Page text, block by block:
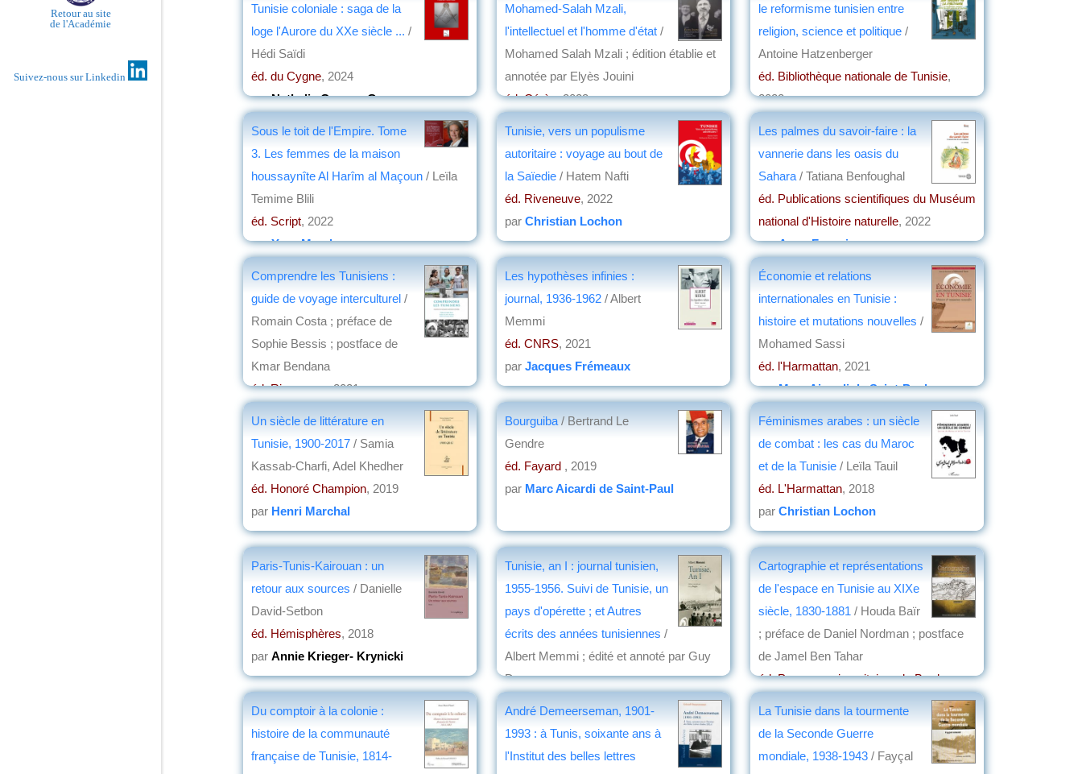
Retour au site
de l'Académie
Suivez-nous sur Linkedin
Tunisie coloniale : saga de la
loge l'Aurore du XXe siècle ... /
Hédi Saïdi
éd. du Cygne, 2024
parNathalie Cassou-Geay
Mohamed-Salah Mzali,
l'intellectuel et l'homme d'état /
Mohamed Salah Mzali ; édition établie et
annotée par Elyès Jouini
éd. Cérès, 2023
le reformisme tunisien entre
religion, science et politique /
Antoine Hatzenberger
éd. Bibliothèque nationale de Tunisie,
2022
Sous le toit de l'Empire. Tome
3. Les femmes de la maison
houssaynîte Al Harîm al Maçoun / Leïla
Temime Blili
éd. Script, 2022
parYves Marek
Tunisie, vers un populisme
autoritaire : voyage au bout de
la Saïedie / Hatem Nafti
éd. Riveneuve, 2022
par Christian Lochon
Les palmes du savoir-faire : la
vannerie dans les oasis du
Sahara / Tatiana Benfoughal
éd. Publications scientifiques du Muséum
national d'Histoire naturelle, 2022
parAnne Fournier
Comprendre les Tunisiens :
guide de voyage interculturel /
Romain Costa ; préface de
Sophie Bessis ; postface de
Kmar Bendana
éd. Riveneuve, 2021
Les hypothèses infinies :
journal, 1936-1962 / Albert
Memmi
éd. CNRS, 2021
par Jacques Frémeaux
Économie et relations
internationales en Tunisie :
histoire et mutations nouvelles /
Mohamed Sassi
éd. l'Harmattan, 2021
parMarc Aicardi de Saint-Paul
Un siècle de littérature en
Tunisie, 1900-2017 / Samia
Kassab-Charfi, Adel Khedher
éd. Honoré Champion, 2019
par Henri Marchal
Bourguiba / Bertrand Le
Gendre
éd. Fayard , 2019
par Marc Aicardi de Saint-Paul
Féminismes arabes : un siècle
de combat : les cas du Maroc
et de la Tunisie / Leïla Tauil
éd. L'Harmattan, 2018
par Christian Lochon
Paris-Tunis-Kairouan : un
retour aux sources / Danielle
David-Setbon
éd. Hémisphères, 2018
par Annie Krieger- Krynicki
Tunisie, an I : journal tunisien,
1955-1956. Suivi de Tunisie, un
pays d'opérette ; et Autres
écrits des années tunisiennes /
Albert Memmi ; édité et annoté par Guy
Dugas
Cartographie et représentations
de l'espace en Tunisie au XIXe
siècle, 1830-1881 / Houda Baïr
; préface de Daniel Nordman ; postface
de Jamel Ben Tahar
éd. Presses universitaires de Bordeaux,
Du comptoir à la colonie :
histoire de la communauté
française de Tunisie, 1814-
André Demeerseman, 1901-
1993 : à Tunis, soixante ans à
l'Institut des belles lettres
La Tunisie dans la tourmente
de la Seconde Guerre
mondiale, 1938-1943 / Fayçal